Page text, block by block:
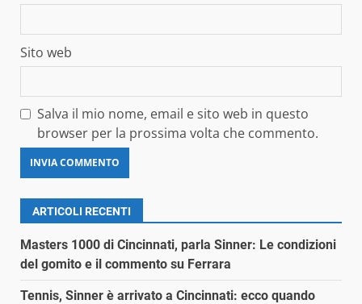
Sito web
Salva il mio nome, email e sito web in questo
browser per la prossima volta che commento.
ARTICOLI RECENTI
Masters 1000 di Cincinnati, parla Sinner: Le condizioni
del gomito e il commento su Ferrara
Tennis, Sinner è arrivato a Cincinnati: ecco quando